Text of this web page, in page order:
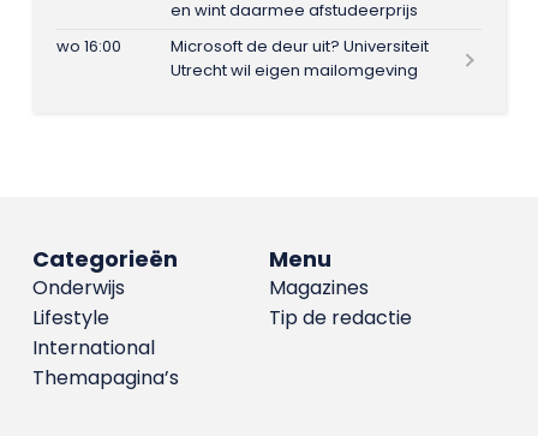
en wint daarmee afstudeerprijs
wo 16:00
Microsoft de deur uit? Universiteit
Utrecht wil eigen mailomgeving
Menu
Magazines
Tip de redactie
Categorieën
Onderwijs
Lifestyle
International
Themapagina’s